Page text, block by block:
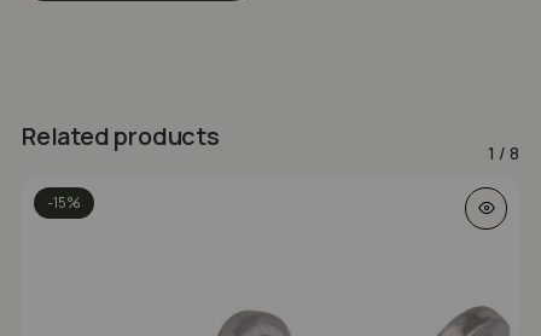
Related products
1 / 8
-15%